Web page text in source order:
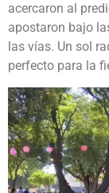
acercaron al
apostaron bajo
las vías. Un sol
perfecto para la